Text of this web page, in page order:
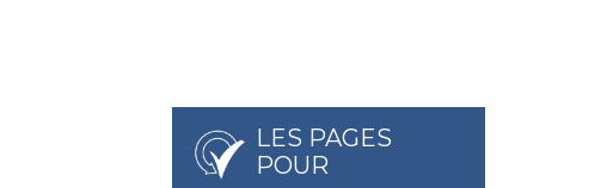
LES PAGES
POUR